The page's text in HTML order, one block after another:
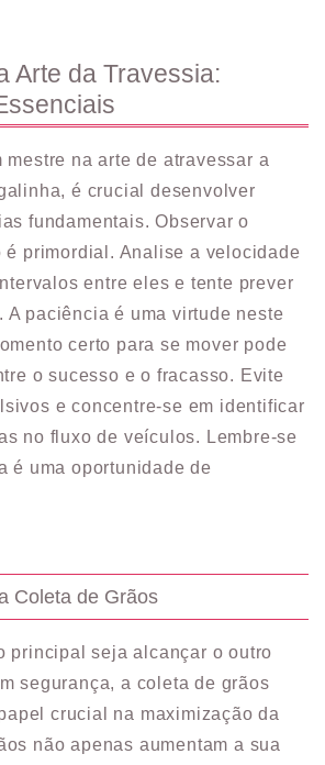
Arte da Travessia:
mestre na arte de atravessar a
é crucial desenvolver
fundamentais. Observar o
é primordial. Analise a velocidade
entre eles e tente prever
A paciência é uma virtude neste
certo para se mover pode
o sucesso e o fracasso. Evite
e concentre-se em identificar
no fluxo de veículos. Lembre-se
é uma oportunidade de
Coleta de Grãos
principal seja alcançar o outro
segurança, a coleta de grãos
crucial na maximização da
não apenas aumentam a sua